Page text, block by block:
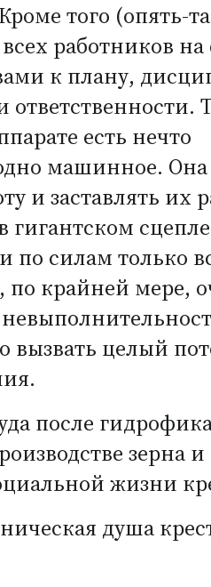
того (опять-
работников на
к плану,
ответственности.
есть нечто
машинное. Она
и заставлять их
гигантском
по силам только
по крайней мере,
вызвать целый
после
зерна
жизни
душа